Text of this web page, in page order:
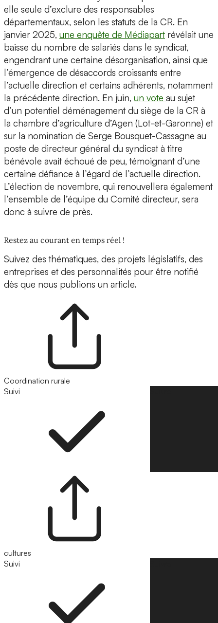
elle seule d’exclure des responsables
départementaux, selon les statuts de la CR. En
janvier 2025, une enquête de Médiapart révélait une
baisse du nombre de salariés dans le syndicat,
engendrant une certaine désorganisation, ainsi que
l’émergence de désaccords croissants entre
l’actuelle direction et certains adhérents, notamment
la précédente direction. En juin, un vote au sujet
d’un potentiel déménagement du siège de la CR à
la chambre d’agriculture d’Agen (Lot-et-Garonne) et
sur la nomination de Serge Bousquet-Cassagne au
poste de directeur général du syndicat à titre
bénévole avait échoué de peu, témoignant d’une
certaine défiance à l’égard de l’actuelle direction.
L’élection de novembre, qui renouvellera également
l’ensemble de l’équipe du Comité directeur, sera
donc à suivre de près.
Restez au courant en temps réel !
Suivez des thématiques, des projets législatifs, des
entreprises et des personnalités pour être notifié
dès que nous publions un article.
Coordination rurale
Suivi
cultures
Suivi